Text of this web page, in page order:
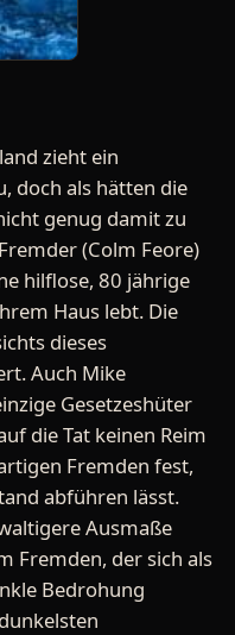
zieht ein
doch als hätten die
genug damit zu
(Colm Feore)
hilflose, 80 jährige
Haus lebt. Die
dieses
Auch Mike
Gesetzeshüter
die Tat keinen Reim
Fremden fest,
abführen lässt.
Ausmaße
Fremden, der sich als
Bedrohung